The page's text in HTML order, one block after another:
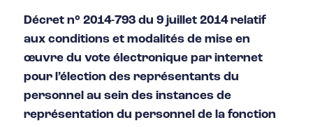
Décret n° 2014-793 du 9 juillet 2014 relatif
aux conditions et modalités de mise en
œuvre du vote électronique par internet
pour l’élection des représentants du
personnel au sein des instances de
représentation du personnel de la fonction